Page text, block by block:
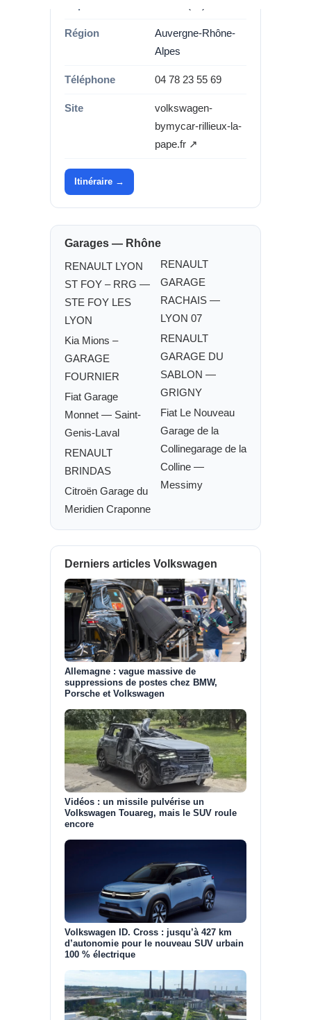
Région
Auvergne-Rhône-
Alpes
Téléphone 04 78 23 55 69
Site
volkswagen-
bymycar-rillieux-la-
pape.fr ↗
Itinéraire →
Garages — Rhône
RENAULT LYON
ST FOY – RRG —
STE FOY LES
LYON
Kia Mions –
GARAGE
FOURNIER
Fiat Garage
Monnet — Saint-
Genis-Laval
RENAULT
BRINDAS
Citroën Garage du
Meridien Craponne
RENAULT
GARAGE
RACHAIS —
LYON 07
RENAULT
GARAGE DU
SABLON —
GRIGNY
Fiat Le Nouveau
Garage de la
Collinegarage de la
Colline —
Messimy
Derniers articles Volkswagen
Allemagne : vague massive de
suppressions de postes chez BMW,
Porsche et Volkswagen
Vidéos : un missile pulvérise un
Volkswagen Touareg, mais le SUV roule
encore
Volkswagen ID. Cross : jusqu’à 427 km
d’autonomie pour le nouveau SUV urbain
100 % électrique